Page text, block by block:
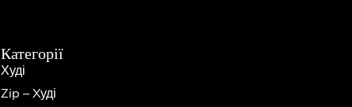
Категорії
Худі
Zip – Xуді